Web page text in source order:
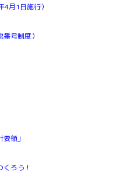
月1日施行）
号制度）
領」
ろう！